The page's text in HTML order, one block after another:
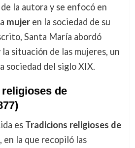
la autora y se enfocó en
mujeren la sociedad de su
Santa María abordó
situación de las mujeres, un
sociedad del siglo XIX.
de
es Tradicions religioses de
en la que recopiló las